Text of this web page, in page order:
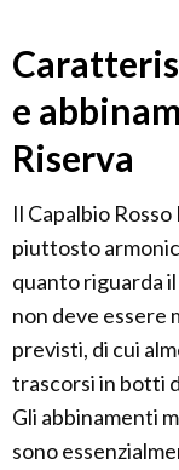
e
Riserva
Il Capalbio
piuttosto
quanto riguarda
non deve essere
previsti, di cui
trascorsi in botti
Gli abbinamenti
sono